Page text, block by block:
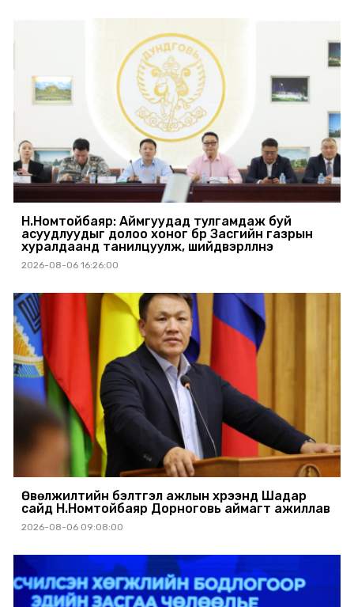
Н.Номтойбаяр: Аймгуудад тулгамдаж буй
асуудлуудыг долоо хоног бүр Засгийн газрын
хуралдаанд танилцуулж, шийдвэрлүүлнэ
2026-08-06 16:26:00
Өвөлжилтийн бэлтгэл ажлын хүрээнд Шадар
сайд Н.Номтойбаяр Дорноговь аймагт ажиллав
2026-08-06 09:08:00